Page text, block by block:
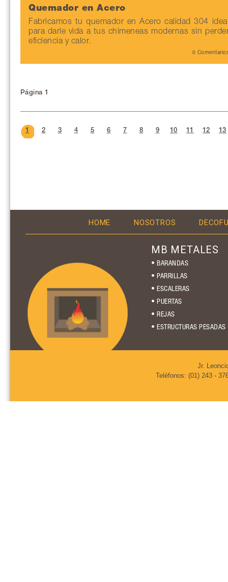
Quemador en Acero
Fabricamos tu quemador en Acero calidad 304
para darle vida a tus chimeneas modernas sin
eficiencia y calor.
0
Página 1
1 2 3 4 5 6 7 8 9 10 11 12 13
HOME NOSOTROS
MB METALES
• BARANDAS
• PARRILLAS
• ESCALERAS
• PUERTAS
• REJAS
• ESTRUCTURAS PESADAS
Jr.
Teléfonos: (01) 243 -